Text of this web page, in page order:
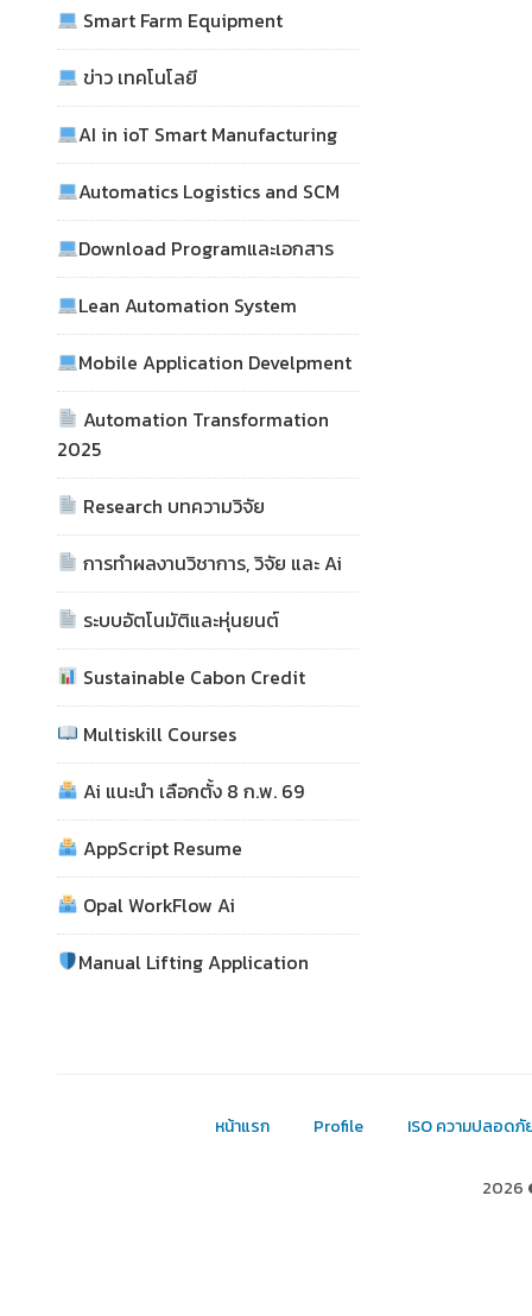
Smart Farm Equipment
ข่าว เทคโนโลยี
AI in ioT Smart Manufacturing
Automatics Logistics and SCM
Download Programและเอกสาร
Lean Automation System
Mobile Application Develpment
Automation Transformation
2025
Research บทความวิจัย
การทำผลงานวิชาการ, วิจัย และ Ai
ระบบอัตโนมัติและหุ่นยนต์
Sustainable Cabon Credit
Multiskill Courses
Ai แนะนำ เลือกตั้ง 8 ก.พ. 69
AppScript Resume
Opal WorkFlow Ai
Manual Lifting Application
หน้าแรก Profile ISO ความปลอดภั
2026